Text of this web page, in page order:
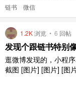
链书 微信
1.2K浏览 • 6 回帖
发现个跟链书特别
逛微博发现的，小程
截图 [图片] [图片] [图